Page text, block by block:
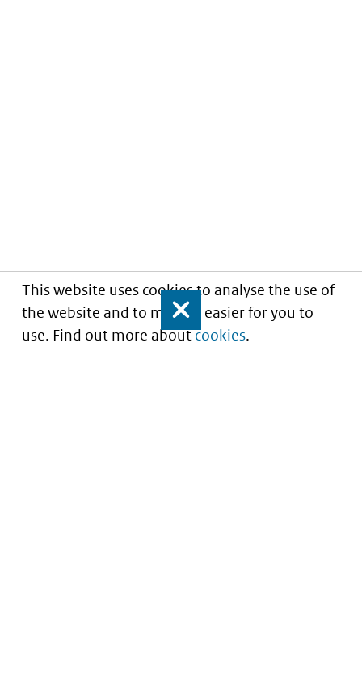
This website uses cookies to analyse the use of
the website and to make it easier for you to
use. Find out more aboutcookies.
Close